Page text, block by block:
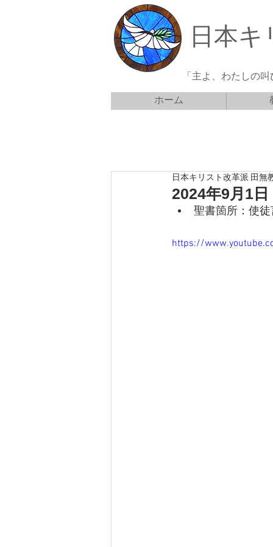
日本
「主よ、わたしの
ホーム
2024年9月1
日本キリスト改革派 田無
聖書箇所：使
https://